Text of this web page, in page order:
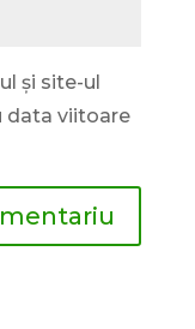
și site-ul
data viitoare